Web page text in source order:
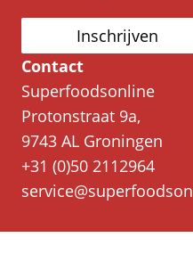
Inschrijven
Contact
Superfoodsonline
Protonstraat 9a,
9743 AL Groningen
+31 (0)50 2112964